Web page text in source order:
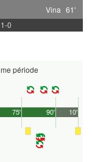
Vina 61'
0
période
90'
75' 10'